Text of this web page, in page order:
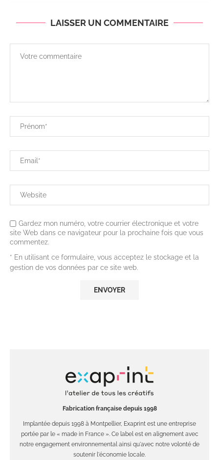
LAISSER UN COMMENTAIRE
Gardez mon numéro, votre courrier électronique et votre
site Web dans ce navigateur pour la prochaine fois que vous
commentez.
* En utilisant ce formulaire, vous acceptez le stockage et la
gestion de vos données par ce site web.
Fabrication française depuis 1998
Implantée depuis 1998 à Montpellier, Exaprint est une entreprise
portée par le « made in France ». Ce label est en alignement avec
notre engagement environnemental ainsi qu'avec notre volonté de
soutenir l'économie locale.